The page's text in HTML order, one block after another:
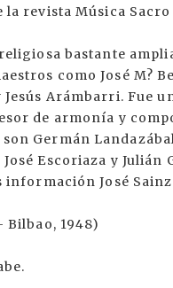
la revista Música
bastante
como José M?
Arámbarri. Fue
de armonía y
Germán
José Escoriaza y Julián
información José Sainz
Bilbao, 1948)